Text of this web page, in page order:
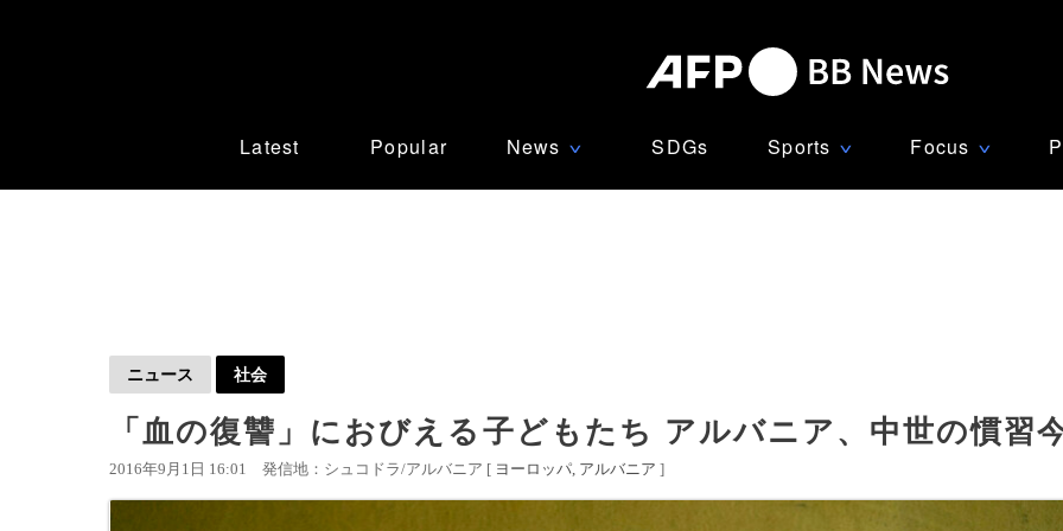
Latest Popular News ∨ SDGs Sports ∨ Focus ∨
ニュース 社会
「血の復讐」におびえる子どもたち アルバニア、中世の慣習
2016年9月1日 16:01 発信地：シュコドラ/アルバニア [ ヨーロッパ アルバニア ]